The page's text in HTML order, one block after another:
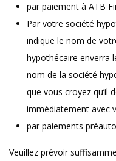
par paiement à ATB
Par votre société
indique le nom de
hypothécaire enverra
nom de la société
que vous croyez qu’il
immédiatement avec
par paiements
Veuillez prévoir